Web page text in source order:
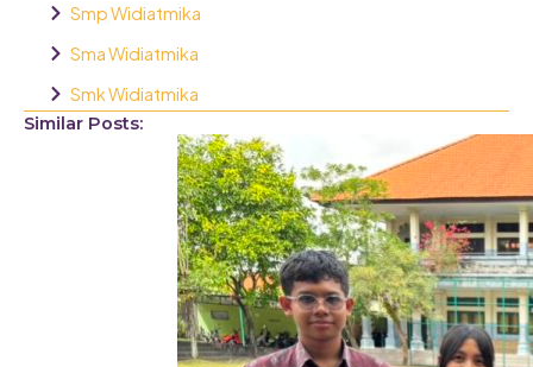
k
a
m
Smp Widiatmika
Sma Widiatmika
Smk Widiatmika
Similar Posts: